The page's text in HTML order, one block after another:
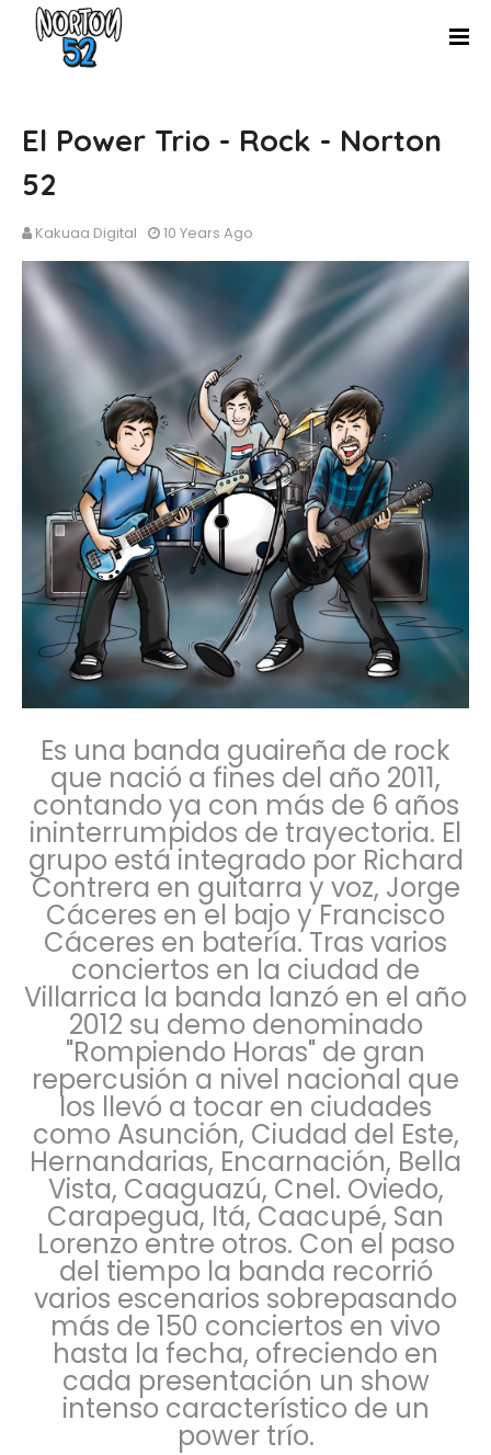
El Power Trio - Rock - Norton
52
Kakuaa Digital 10 Years Ago
Es una banda guaireña de rock
que nació a fines del año 2011,
contando ya con más de 6 años
ininterrumpidos de trayectoria. El
grupo está integrado por Richard
Contrera en guitarra y voz, Jorge
Cáceres en el bajo y Francisco
Cáceres en batería. Tras varios
conciertos en la ciudad de
Villarrica la banda lanzó en el año
2012 su demo denominado
"Rompiendo Horas" de gran
repercusión a nivel nacional que
los llevó a tocar en ciudades
como Asunción, Ciudad del Este,
Hernandarias, Encarnación, Bella
Vista, Caaguazú, Cnel. Oviedo,
Carapegua, Itá, Caacupé, San
Lorenzo entre otros. Con el paso
del tiempo la banda recorrió
varios escenarios sobrepasando
más de 150 conciertos en vivo
hasta la fecha, ofreciendo en
cada presentación un show
intenso característico de un
power trío.